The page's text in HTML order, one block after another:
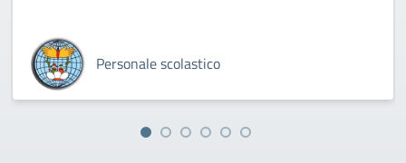
Personale scolastico